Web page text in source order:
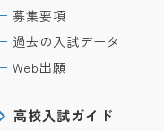
募集要項
過去の入試データ
Web出願
高校入試ガイド